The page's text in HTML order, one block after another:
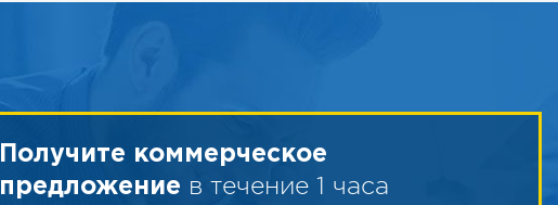
Получите коммерческое
предложение в течение 1 часа